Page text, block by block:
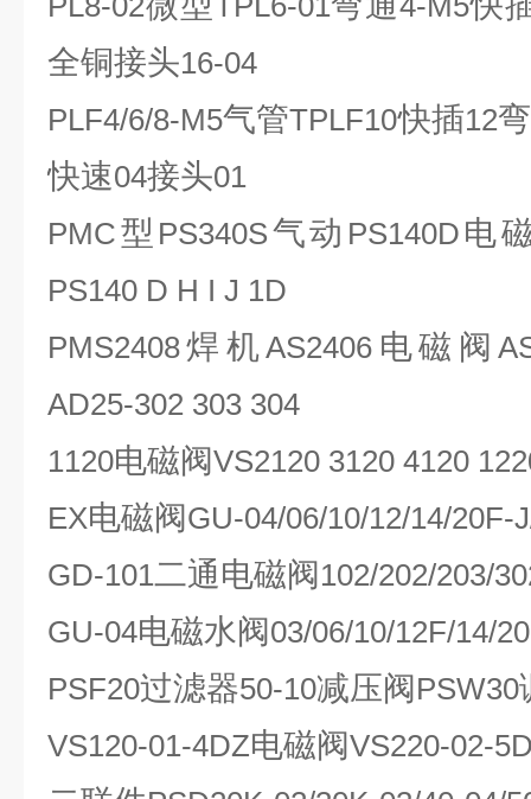
全铜接头16-04
PLF4/6/8-M5气管TPLF10快插12
快速04接头01
PMC型 PS340S气动 PS140D 电
PS140 D H I J 1D
PMS2408焊机AS2406 电磁阀
AD25-302 303 304
1120电磁阀VS2120 3120 4120
EX电磁阀GU-04/06/10/12/14/20F-
GD-101二通电磁阀 102/202/203/
GU-04电磁水阀03/06/10/12F/14/
PSF20过滤器50-10减压阀 PSW30
VS120-01-4DZ电磁阀VS220-02-